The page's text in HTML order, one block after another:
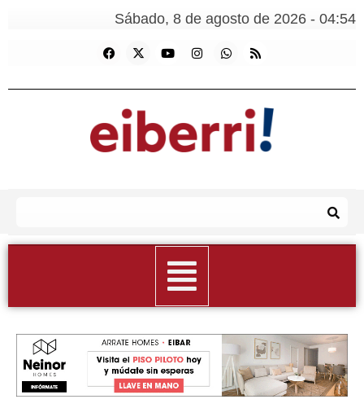
Sábado, 8 de agosto de 2026 - 04:54